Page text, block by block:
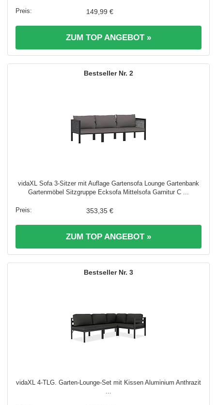
149,99 €
ZUM TOP ANGEBOT »
2
vidaXL Sofa 3-Sitzer mit Auflage Gartensofa Lounge Gartenbank
Gartenmöbel Sitzgruppe Ecksofa Mittelsofa Garnitur C ...
353,35 €
ZUM TOP ANGEBOT »
3
vidaXL 4-TLG. Garten-Lounge-Set mit Kissen Aluminium Anthrazit